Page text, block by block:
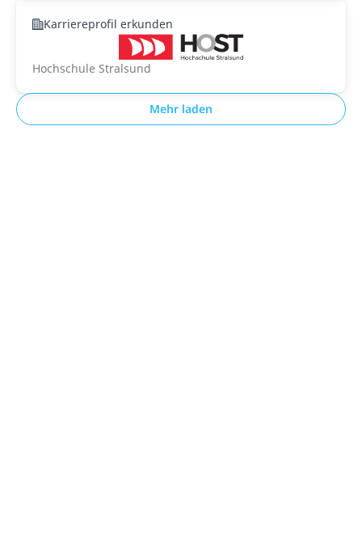
Karriereprofil erkunden
Hochschule Stralsund
Mehr laden